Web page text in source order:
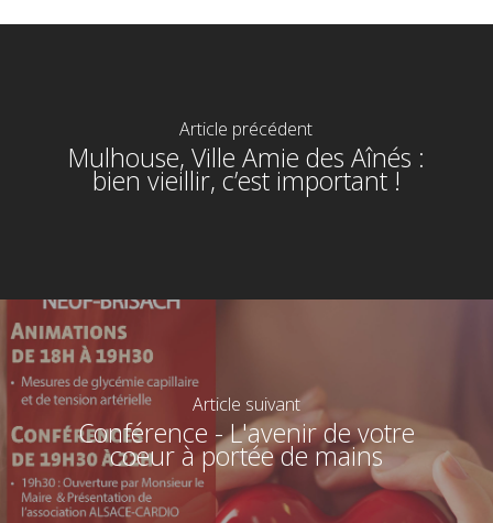
Article précédent
Mulhouse, Ville Amie des Aînés :
bien vieillir, c’est important !
Article suivant
Conférence - L'avenir de votre
coeur à portée de mains